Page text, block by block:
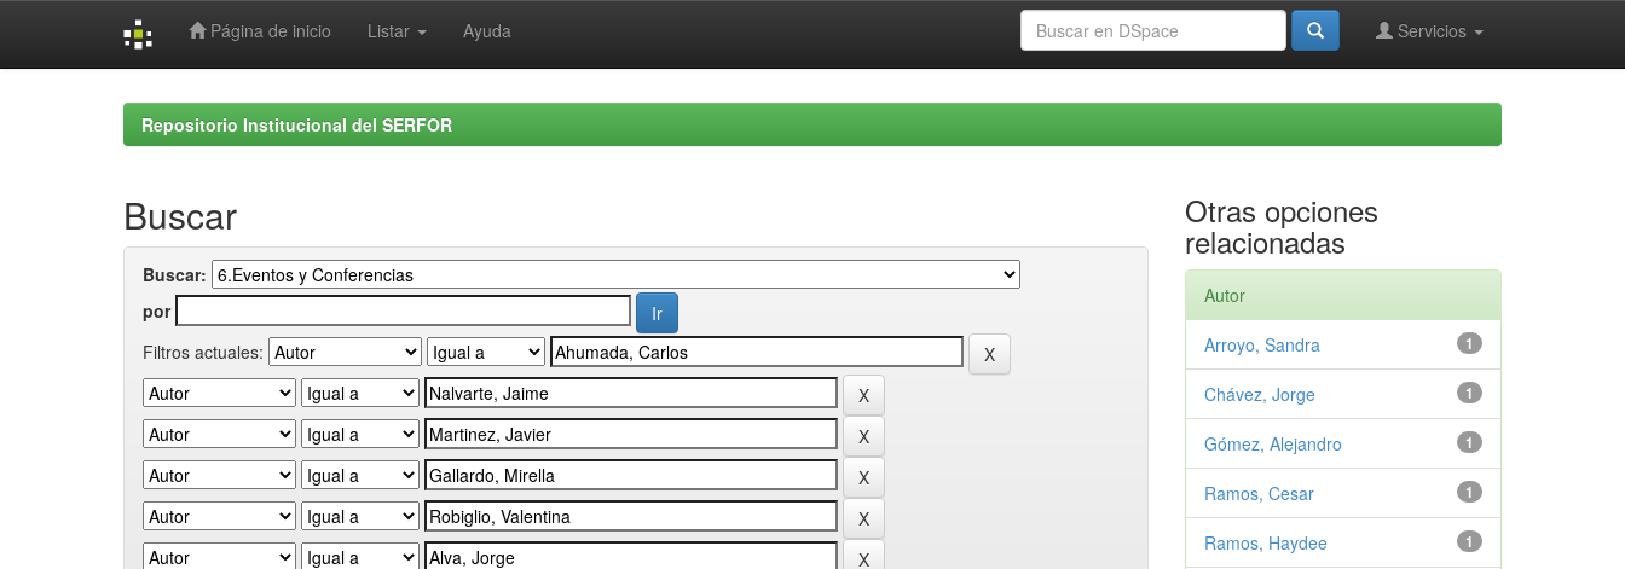
Página de inicio Listar Ayuda Servicios
Repositorio Institucional del SERFOR
Buscar
Buscar:
por
Filtros actuales:
Otras opciones
relacionadas
Autor
1
Arroyo, Sandra
1
Chávez, Jorge
1
Gómez, Alejandro
1
Ramos, Cesar
1
Ramos, Haydee